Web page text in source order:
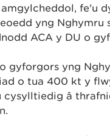
fe'u
yng
ACA y DU o
gyforgors yng
o tua 400 kt y
â